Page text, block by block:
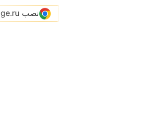
نصب searchbyimage.ru